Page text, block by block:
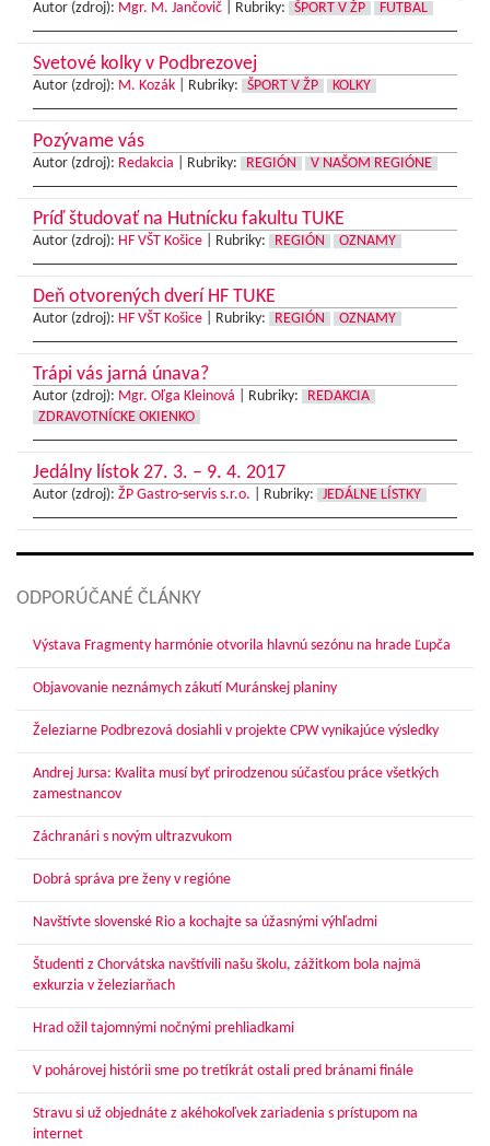
Autor (zdroj): Mgr. M. Jančovič Rubriky: ŠPORT V ŽP FUTBAL
Svetové kolky v Podbrezovej
Autor (zdroj): M. Kozák Rubriky: ŠPORT V ŽP KOLKY
Pozývame vás
Autor (zdroj): Redakcia Rubriky: REGIÓN V NAŠOM REGIÓNE
Príď študovať na Hutnícku fakultu TUKE
Autor (zdroj): HF VŠT Košice Rubriky: REGIÓN OZNAMY
Deň otvorených dverí HF TUKE
Autor (zdroj): HF VŠT Košice Rubriky: REGIÓN OZNAMY
Trápi vás jarná únava?
Autor (zdroj): Mgr. Oľga Kleinová Rubriky:
REDAKCIA
ZDRAVOTNÍCKE OKIENKO
Jedálny lístok 27. 3. – 9. 4. 2017
Autor (zdroj): ŽP Gastro-servis s.r.o. Rubriky: JEDÁLNE LÍSTKY
ODPORÚČANÉ ČLÁNKY
Výstava Fragmenty harmónie otvorila hlavnú sezónu na hrade Ľupča
Objavovanie neznámych zákutí Muránskej planiny
Železiarne Podbrezová dosiahli v projekte CPW vynikajúce výsledky
Andrej Jursa: Kvalita musí byť prirodzenou súčasťou práce všetkých
zamestnancov
Záchranári s novým ultrazvukom
Dobrá správa pre ženy v regióne
Navštívte slovenské Rio a kochajte sa úžasnými výhľadmi
Študenti z Chorvátska navštívili našu školu, zážitkom bola najmä
exkurzia v železiarňach
Hrad ožil tajomnými nočnými prehliadkami
V pohárovej histórii sme po tretíkrát ostali pred bránami finále
Stravu si už objednáte z akéhokoľvek zariadenia s prístupom na
internet